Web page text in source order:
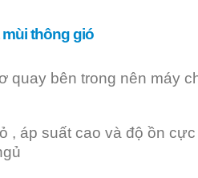
thông gió
quay bên trong nên máy
, áp suất cao và độ ồn